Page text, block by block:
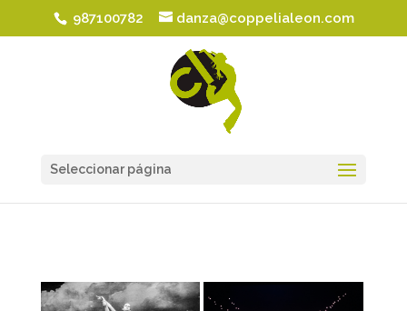
987100782 danza@coppelialeon.com
Seleccionar página